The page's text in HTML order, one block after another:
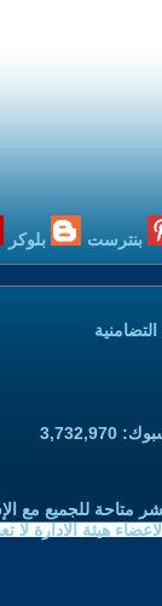
بنترست بلوكر
متاحة للجميع مع
هيئة الادارة لا